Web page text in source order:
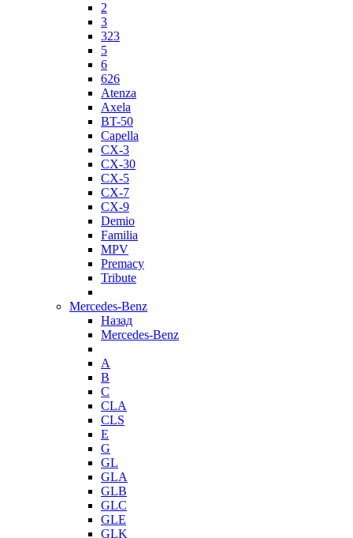
2
3
323
5
6
626
Atenza
Axela
BT-50
Capella
CX-3
CX-30
CX-5
CX-7
CX-9
Demio
Familia
MPV
Premacy
Tribute
Mercedes-Benz
Назад
Mercedes-Benz
A
B
C
CLA
CLS
E
G
GL
GLA
GLB
GLC
GLE
GLK